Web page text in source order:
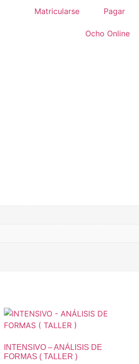
Matricularse Pagar
Ocho Online
INTENSIVO – ANÁLISIS DE
FORMAS ( TALLER )